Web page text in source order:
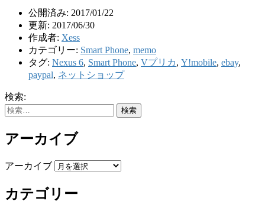
公開済み: 2017/01/22
更新: 2017/06/30
作成者: Xess
カテゴリー: Smart Phone, memo
タグ: Nexus 6, Smart Phone, Vプリカ, Y!mobile, ebay,
paypal, ネットショップ
検索:
アーカイブ
アーカイブ
カテゴリー